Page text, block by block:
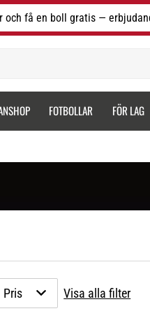
och få en boll gratis —
FOTBOLLAR FÖR LAG
Pris Visa alla filter